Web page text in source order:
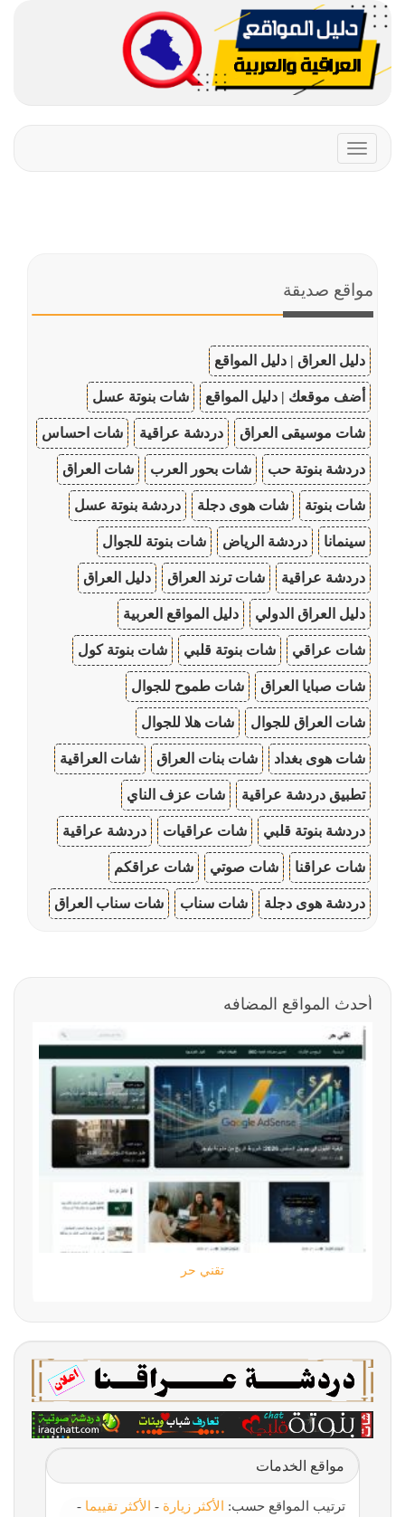
Toggle
navigation
مواقع صديقة
دليل العراق | دليل المواقع
أضف موقعك | دليل المواقع شات بنوتة عسل
شات موسيقى العراق دردشة عراقية شات احساس
دردشة بنوتة حب شات بحور العرب شات العراق
شات بنوتة شات هوى دجلة دردشة بنوتة عسل
سينمانا دردشة الرياض شات بنوتة للجوال
دردشة عراقية شات ترند العراق دليل العراق
دليل العراق الدولي دليل المواقع العربية
شات عراقي شات بنوتة قلبي شات بنوتة كول
شات صبايا العراق شات طموح للجوال
شات العراق للجوال شات هلا للجوال
شات هوى بغداد شات بنات العراق شات العراقية
تطبيق دردشة عراقية شات عزف الناي
دردشة بنوتة قلبي شات عراقيات دردشة عراقية
شات عراقنا شات صوتي شات عراقكم
دردشة هوى دجلة شات سناب شات سناب العراق
أحدث المواقع المضافه
تقني حر
مواقع الخدمات
ترتيب المواقع حسب: الأكثر زيارة - الأكثر تقييما -